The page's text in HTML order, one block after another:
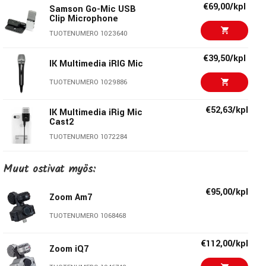
Ohjelma sisältää tehokkaan kohinanpoiston, taustamelun
suodatuksen sekä 10-kaistaisen taajuuskorjaimen ja
audiotallentimen.
USB-porttiin kiinnitettävä plug n'play mikrofoni
Mac- ja PC-yhteensopiva
Ultrakompakti muotoilu, ei ole muiden USB-porttien tiellä
Mainio ratkaisu Skype, Youtube, Podcasting, jne
käyttöön.
Valittava suuntakuvio, Omni -ja hertta
20Hz - 18kHz
Samson Go-Mic USB
Clip Microphone
TUOTENUMERO 1023640
€69,00/kpl
IK Multimedia iRIG Mic
TUOTENUMERO 1029886
€39,50/kpl
IK Multimedia iRig Mic
Cast2
TUOTENUMERO 1072284
€52,63/kpl
AKG Ara
Samson Meteor Mic
Muut ostivat myös:
Zoom Am7
TUOTENUMERO 1068468
€95,00/kpl
Zoom iQ7 €112,00/kpl